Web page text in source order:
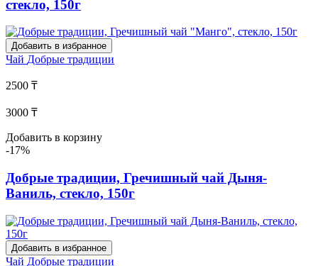
стекло, 150г
Добавить в избранное
Чай Добрые традиции
2500 ₸
3000 ₸
Добавить в корзину
-17%
Добрые традиции, Гречишный чай Дыня-
Ваниль, стекло, 150г
Добавить в избранное
Чай Добрые традиции